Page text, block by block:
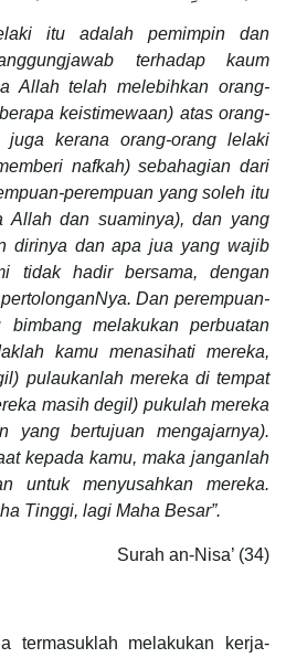
itu adalah pemimpin dan
terhadap kaum
Allah telah melebihkan orang-
keistimewaan) atas orang-
juga kerana orang-orang lelaki
nafkah) sebahagian dari
perempuan yang soleh itu
Allah dan suaminya), dan yang
dirinya dan apa jua yang wajib
tidak hadir bersama, dengan
Dan perempuan-
bimbang melakukan perbuatan
kamu menasihati mereka,
pulaukanlah mereka di tempat
masih degil) pukulah mereka
yang bertujuan mengajarnya).
kepada kamu, maka janganlah
untuk menyusahkan mereka.
Tinggi, lagi Maha Besar”.
Surah an-Nisa’ (34)
termasuklah melakukan kerja-